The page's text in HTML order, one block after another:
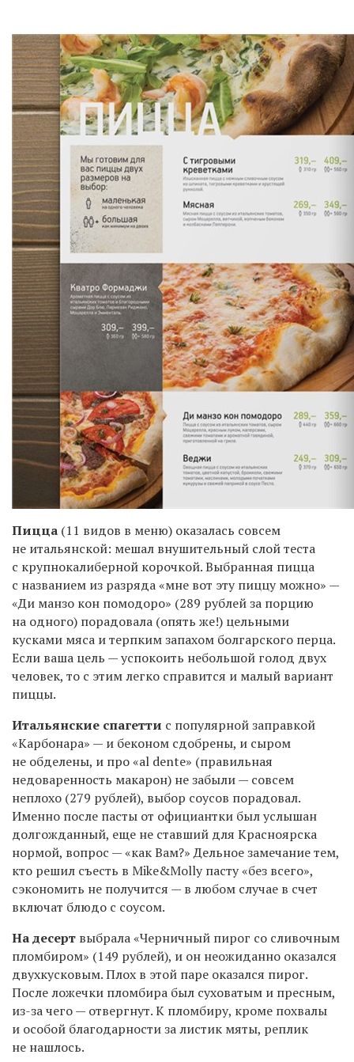
Пицца (11 видов в меню) оказалась совсем
не итальянской: мешал внушительный слой теста
с крупнокалиберной корочкой. Выбранная пицца
с названием из разряда «мне вот эту пиццу можно» —
«Ди манзо кон помодоро» (289 рублей за порцию
на одного) порадовала (опять же!) цельными
кусками мяса и терпким запахом болгарского перца.
Если ваша цель — успокоить небольшой голод двух
человек, то с этим легко справится и малый вариант
пиццы.
Итальянские спагетти с популярной заправкой
«Карбонара» — и беконом сдобрены, и сыром
не обделены, и про «al dente» (правильная
недоваренность макарон) не забыли — совсем
неплохо (279 рублей), выбор соусов порадовал.
Именно после пасты от официантки был услышан
долгожданный, еще не ставший для Красноярска
нормой, вопрос — «как Вам?» Дельное замечание тем,
кто решил съесть в Mike&Mollyпасту «без всего»,
сэкономить не получится — в любом случае в счет
включат блюдо с соусом.
На десерт выбрала «Черничный пирог со сливочным
пломбиром» (149 рублей), и он неожиданно оказался
двухкусковым. Плох в этой паре оказался пирог.
После ложечки пломбира был суховатым и пресным,
из-за чего — отвергнут. К пломбиру, кроме похвалы
и особой благодарности за листик мяты, реплик
не нашлось.